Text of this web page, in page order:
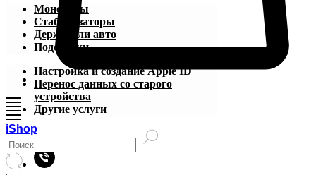
iShop
Моноподы
Стабилизаторы
Держатели авто
Подставки
Настройка и создание Apple ID
Перенос данных со старого
устройства
Другие услуги